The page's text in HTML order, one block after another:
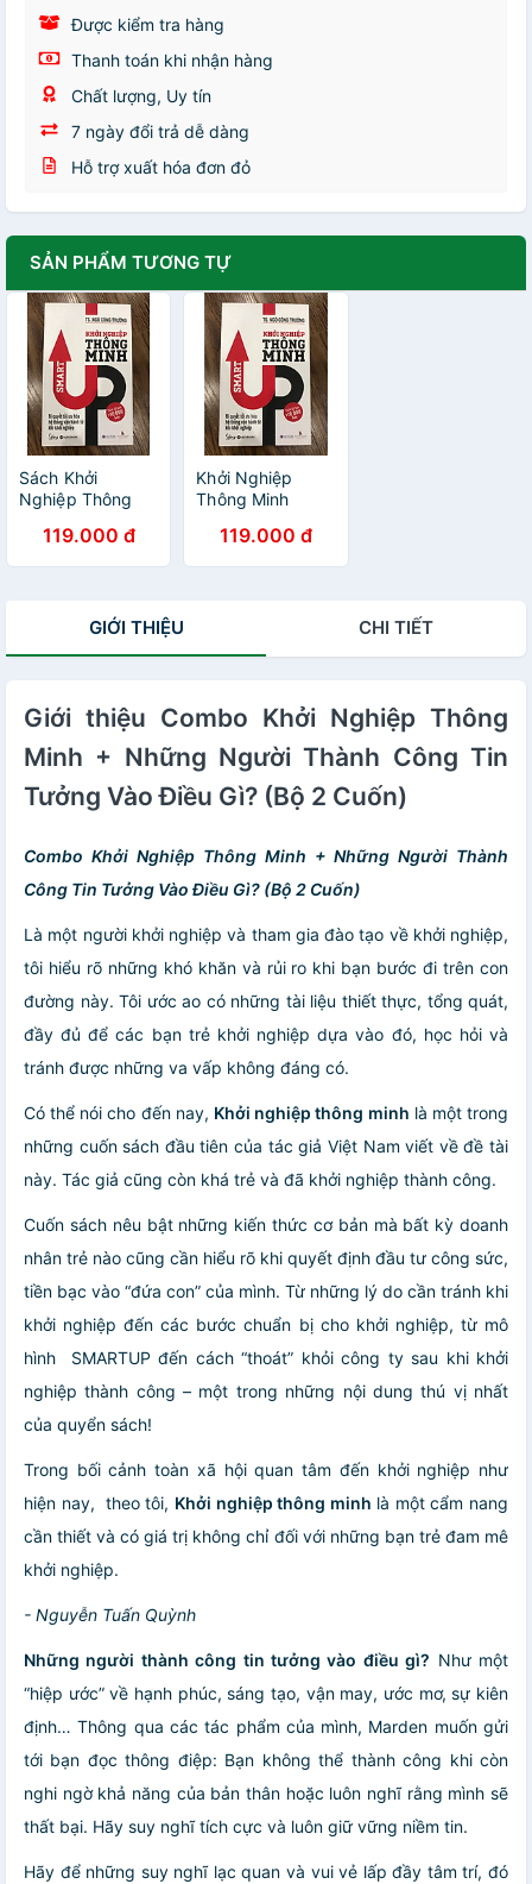
Được kiểm tra hàng
Thanh toán khi nhận hàng
Chất lượng, Uy tín
7 ngày đổi trả dễ dàng
Hỗ trợ xuất hóa đơn đỏ
SẢN PHẨM TƯƠNG TỰ
Sách Khởi
Nghiệp Thông
119.000 đ
Khởi Nghiệp
Thông Minh
119.000 đ
GIỚI THIỆU CHI TIẾT
Giới thiệu Combo Khởi Nghiệp Thông
Minh + Những Người Thành Công Tin
Tưởng Vào Điều Gì? (Bộ 2 Cuốn)
Combo Khởi Nghiệp Thông Minh + Những Người Thành
Công Tin Tưởng Vào Điều Gì? (Bộ 2 Cuốn)
Là một người khởi nghiệp và tham gia đào tạo về khởi nghiệp,
tôi hiểu rõ những khó khăn và rủi ro khi bạn bước đi trên con
đường này. Tôi ước ao có những tài liệu thiết thực, tổng quát,
đầy đủ để các bạn trẻ khởi nghiệp dựa vào đó, học hỏi và
tránh được những va vấp không đáng có.
Có thể nói cho đến nay, Khởi nghiệp thông minh là một trong
những cuốn sách đầu tiên của tác giả Việt Nam viết về đề tài
này. Tác giả cũng còn khá trẻ và đã khởi nghiệp thành công.
Cuốn sách nêu bật những kiến thức cơ bản mà bất kỳ doanh
nhân trẻ nào cũng cần hiểu rõ khi quyết định đầu tư công sức,
tiền bạc vào “đứa con” của mình. Từ những lý do cần tránh khi
khởi nghiệp đến các bước chuẩn bị cho khởi nghiệp, từ mô
hình SMARTUP đến cách “thoát” khỏi công ty sau khi khởi
nghiệp thành công – một trong những nội dung thú vị nhất
của quyển sách!
Trong bối cảnh toàn xã hội quan tâm đến khởi nghiệp như
hiện nay, theo tôi, Khởi nghiệp thông minh là một cẩm nang
cần thiết và có giá trị không chỉ đối với những bạn trẻ đam mê
khởi nghiệp.
- Nguyễn Tuấn Quỳnh
Những người thành công tin tưởng vào điều gì? Như một
“hiệp ước” về hạnh phúc, sáng tạo, vận may, ước mơ, sự kiên
định… Thông qua các tác phẩm của mình, Marden muốn gửi
tới bạn đọc thông điệp: Bạn không thể thành công khi còn
nghi ngờ khả năng của bản thân hoặc luôn nghĩ rằng mình sẽ
thất bại. Hãy suy nghĩ tích cực và luôn giữ vững niềm tin.
Hãy để những suy nghĩ lạc quan và vui vẻ lấp đầy tâm trí, đó